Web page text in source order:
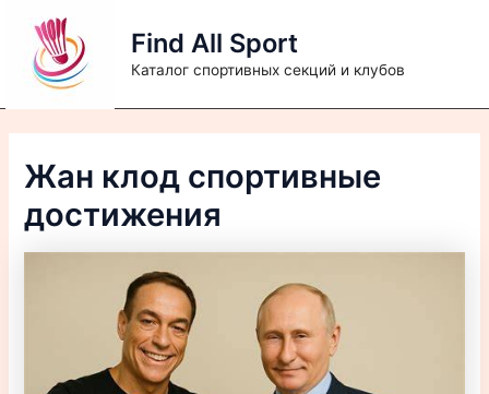
содержимому
Find All Sport
Каталог спортивных секций и клубов
Жан клод спортивные
достижения